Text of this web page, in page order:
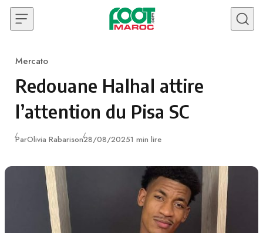
Skip to content
Category
Mercato
Redouane Halhal attire
l’attention du Pisa SC
ParOlivia RabarisonPublié
28/08/20251 min lire